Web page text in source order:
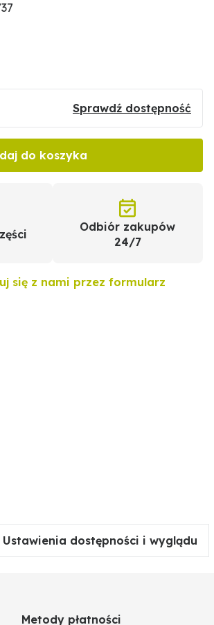
Sprawdź dostępność
do koszyka
Odbiór zakupów
24/7
się z nami przez formularz
Ustawienia dostępności i wyglądu
Metody płatności